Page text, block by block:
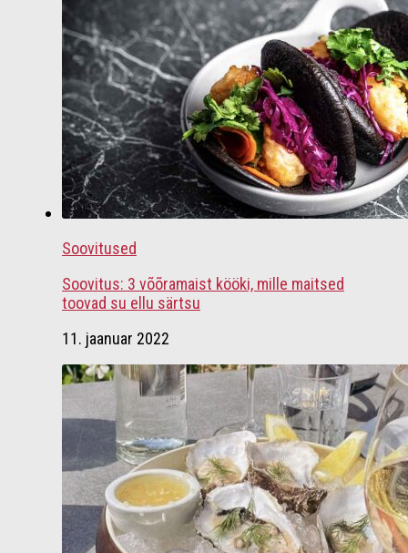
Soovitused
Soovitus: 3 võõramaist kööki, mille maitsed
toovad su ellu särtsu
11. jaanuar 2022